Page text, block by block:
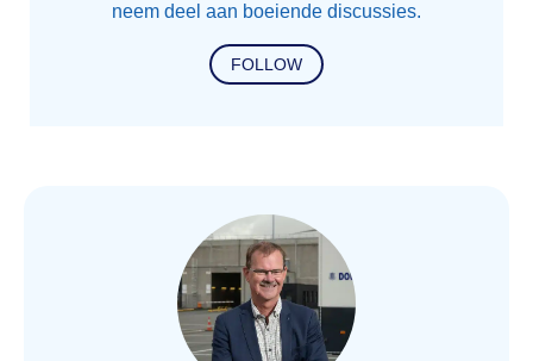
neem deel aan boeiende discussies.
FOLLOW